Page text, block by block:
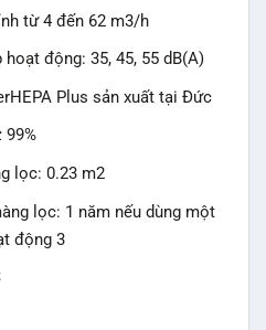
từ 4 đến 62 m3/h
động: 35, 45, 55 dB(A)
Plus sản xuất tại Đức
99%
lọc: 0.23 m2
lọc: 1 năm nếu dùng một
động 3